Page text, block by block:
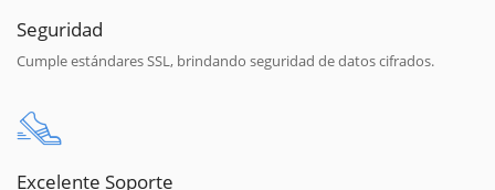
Seguridad
Cumple estándares SSL, brindando seguridad de datos cifrados.
Excelente Soporte